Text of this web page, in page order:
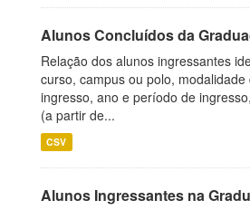
Alunos Concluídos da
Relação dos alunos ingressantes
curso, campus ou polo,
ingresso, ano e período de
(a partir de...
CSV
Alunos Ingressantes na